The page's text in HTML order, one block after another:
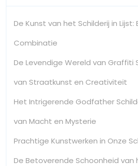
De Kunst van het Schilderij in Lijst:
Combinatie
De Levendige Wereld van Graffiti
van Straatkunst en Creativiteit
Het Intrigerende Godfather
van Macht en Mysterie
Prachtige Kunstwerken in Onze
De Betoverende Schoonheid van